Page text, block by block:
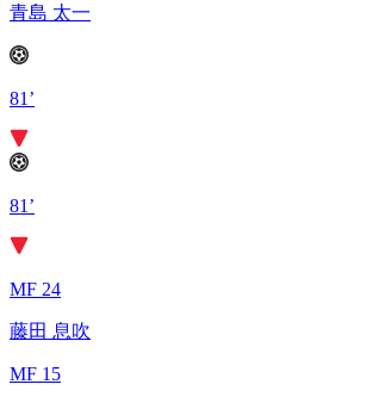
青島 太一
81’
81’
MF 24
藤田 息吹
MF 15